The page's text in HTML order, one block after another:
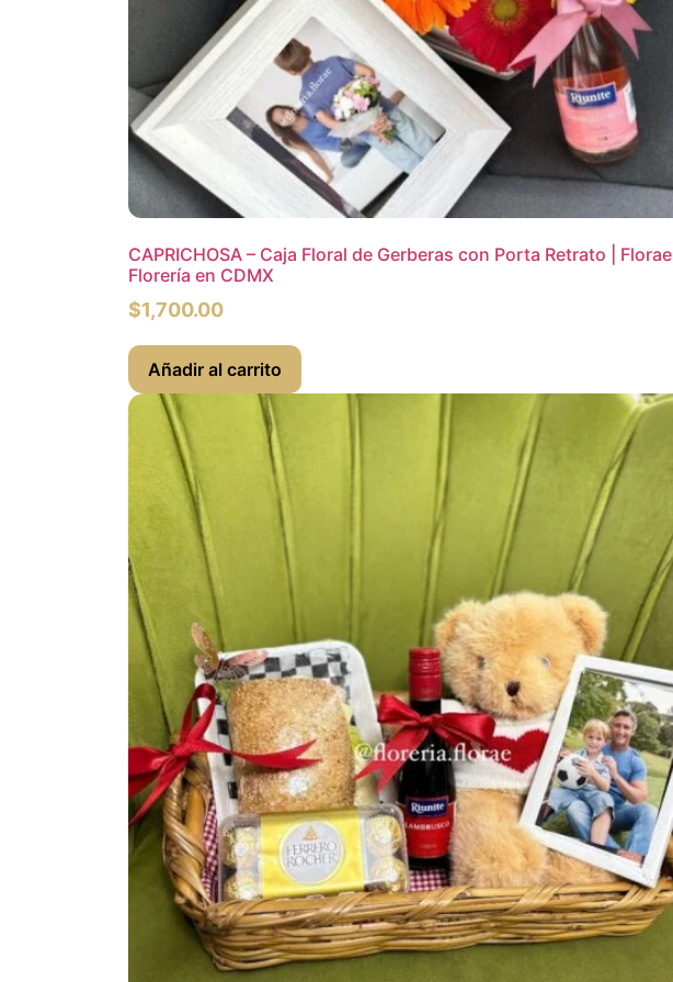
CAPRICHOSA – Caja Floral de Gerberas con Porta Retrato | Florae
Florería en CDMX
$1,700.00
Añadir al carrito